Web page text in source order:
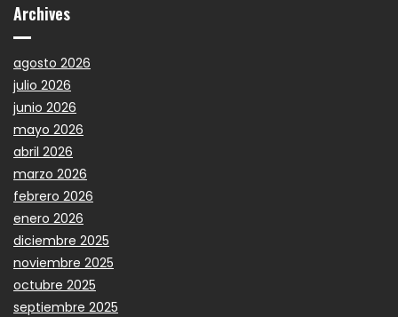
Archives
agosto 2026
julio 2026
junio 2026
mayo 2026
abril 2026
marzo 2026
febrero 2026
enero 2026
diciembre 2025
noviembre 2025
octubre 2025
septiembre 2025